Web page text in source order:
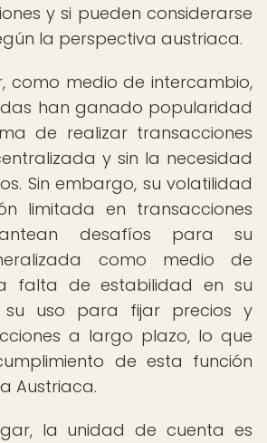
y si pueden considerarse
la perspectiva austriaca.
como medio de intercambio,
han ganado popularidad
de realizar transacciones
y sin la necesidad
Sin embargo, su volatilidad
limitada en transacciones
desafíos para su
como medio de
falta de estabilidad en su
su uso para fijar precios y
a largo plazo, lo que
de esta función
Austriaca.
la unidad de cuenta es